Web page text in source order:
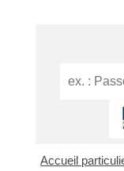
Accueil